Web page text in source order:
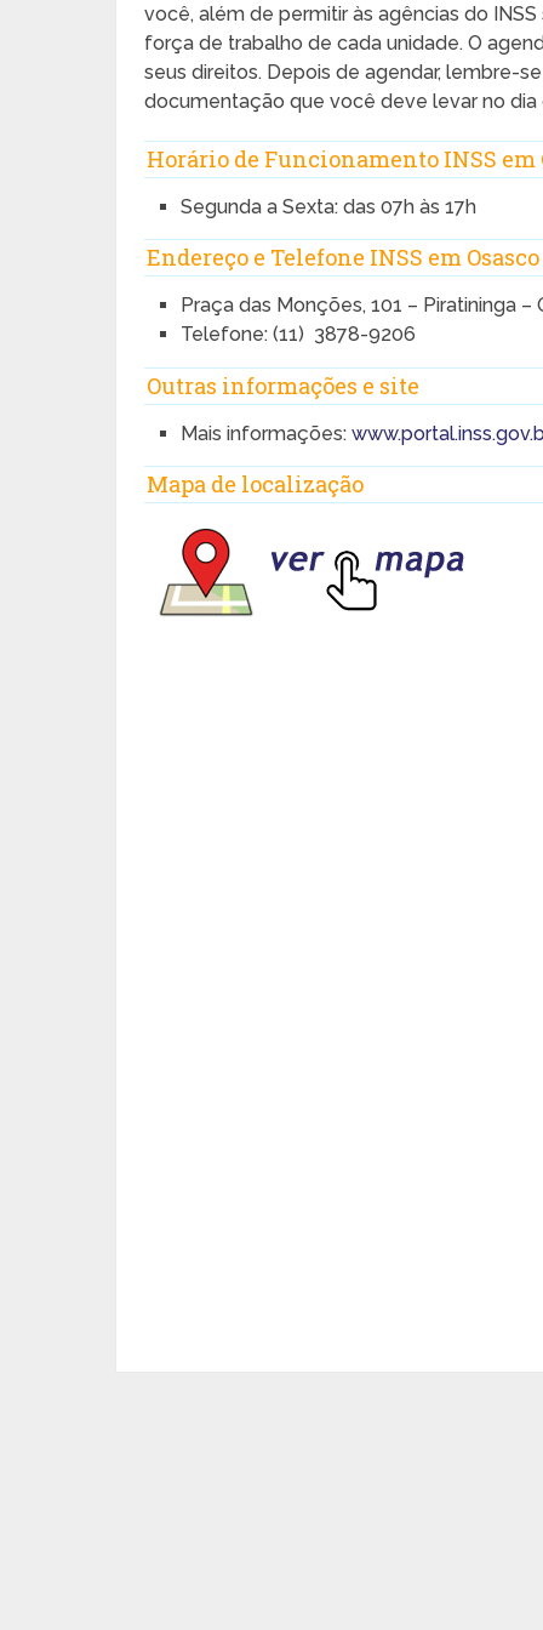
você, além de permitir às agências do
força de trabalho de cada unidade. O
seus direitos. Depois de agendar, lembre-
documentação que você deve levar no
Horário de Funcionamento INSS em
Segunda a Sexta: das 07h às 17h
Endereço e Telefone INSS em Osasco
Praça das Monções, 101 – Piratininga –
Telefone: (11) 3878-9206
Outras informações e site
Mais informações:
Mapa de localização